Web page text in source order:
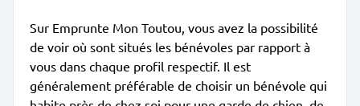
Sur Emprunte Mon Toutou, vous avez la possibilité
de voir où sont situés les bénévoles par rapport à
vous dans chaque profil respectif. Il est
généralement préférable de choisir un bénévole qui